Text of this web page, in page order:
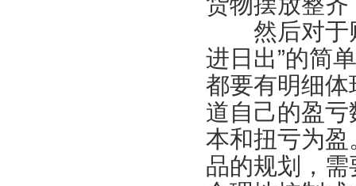
然后对于财
进日出”的简
都要有明细
道自己的盈
本和扭亏为
品的规划，